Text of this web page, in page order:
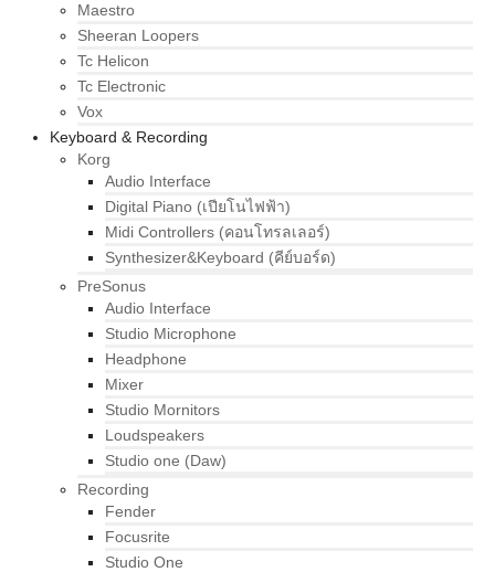
Maestro
Sheeran Loopers
Tc Helicon
Tc Electronic
Vox
Keyboard & Recording
Korg
Audio Interface
Digital Piano (เปียโนไฟฟ้า)
Midi Controllers (คอนโทรลเลอร์)
Synthesizer&Keyboard (คีย์บอร์ด)
PreSonus
Audio Interface
Studio Microphone
Headphone
Mixer
Studio Mornitors
Loudspeakers
Studio one (Daw)
Recording
Fender
Focusrite
Studio One